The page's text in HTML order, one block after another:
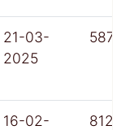
21-03-
2025
587
16-02-
812